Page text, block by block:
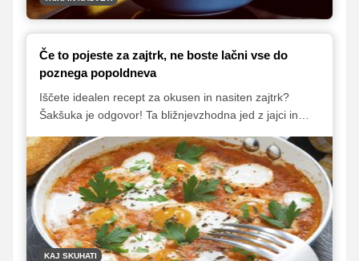
Če to pojeste za zajtrk, ne boste lačni vse do
poznega popoldneva
Iščete idealen recept za okusen in nasiten zajtrk?
Šakšuka je odgovor! Ta bližnjevzhodna jed z jajci in
popoldneva. Preizkusite klasično različico, zeleno s
špinačo ali pa italijansko z inčuni in olivami.
KAJ SKUHATI